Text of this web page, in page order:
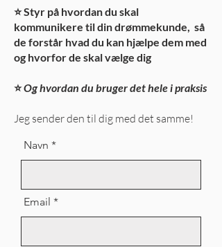
⭐️ Styr på hvordan du skal
kommunikere til din drømmekunde, så
de forstår hvad du kan hjælpe dem med
og hvorfor de skal vælge dig
⭐️Og hvordan du bruger det hele i praksis
Jeg sender den til dig med det samme!
Navn
Email